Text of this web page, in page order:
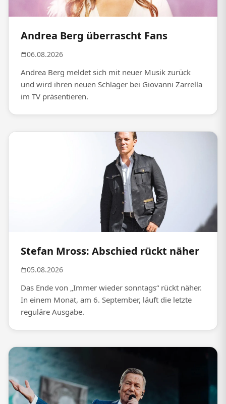
Andrea Berg überrascht Fans
06.08.2026
Andrea Berg meldet sich mit neuer Musik zurück
und wird ihren neuen Schlager bei Giovanni Zarrella
im TV präsentieren.
Stefan Mross: Abschied rückt näher
05.08.2026
Das Ende von „Immer wieder sonntags“ rückt näher.
In einem Monat, am 6. September, läuft die letzte
reguläre Ausgabe.